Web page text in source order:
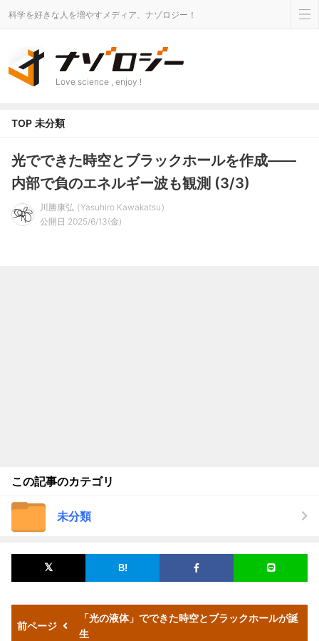
科学を好きな人を増やすメディア、ナゾロジー！
Love science , enjoy !
TOP 未分類
光でできた時空とブラックホールを作成――
内部で負のエネルギー波も観測 (3/3)
川勝康弘
Yasuhiro Kawakatsu
公開日 2025/6/13(金)
この記事のカテゴリ
未分類
前ページ
「光の液体」でできた時空とブラックホールが誕
生